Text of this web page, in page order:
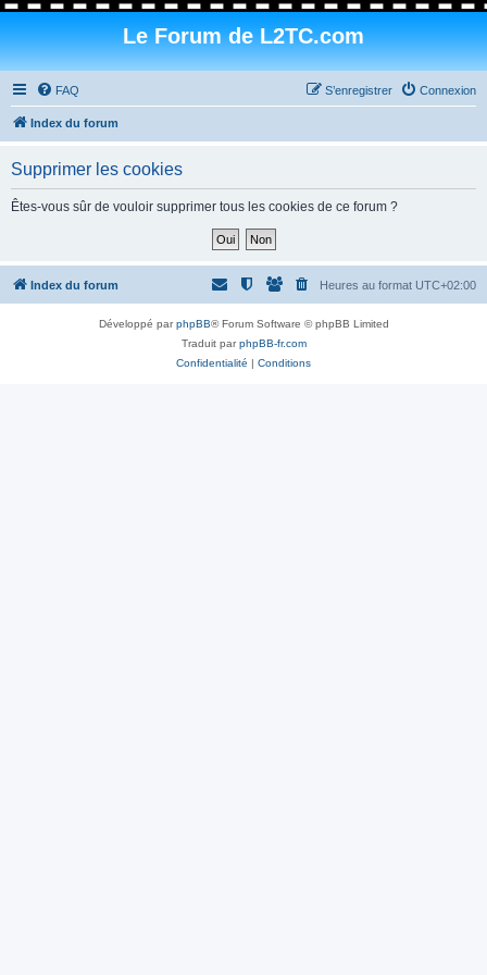
Le Forum de L2TC.com
FAQ Connexion
S’enregistrer
Index du forum
Supprimer les cookies
Êtes-vous sûr de vouloir supprimer tous les cookies de ce forum ?
Index du forum Heures au format UTC+02:00
Développé parphpBB® Forum Software © phpBB Limited
Traduit parphpBB-fr.com
Confidentialité | Conditions